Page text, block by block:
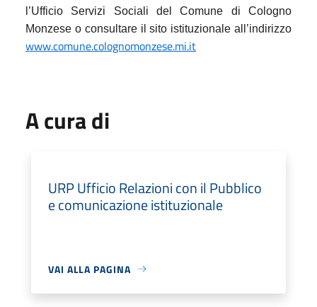
l’Ufficio Servizi Sociali del Comune di Cologno
Monzese o consultare il sito istituzionale all’indirizzo
www.comune.colognomonzese.mi.it
A cura di
URP Ufficio Relazioni con il Pubblico
e comunicazione istituzionale
VAI ALLA PAGINA